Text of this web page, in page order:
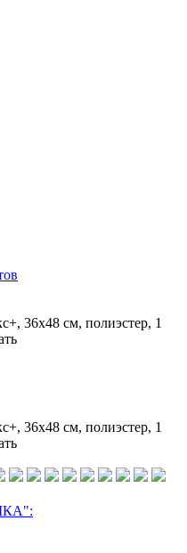
36x48 см, полиэстер, 1
36x48 см, полиэстер, 1